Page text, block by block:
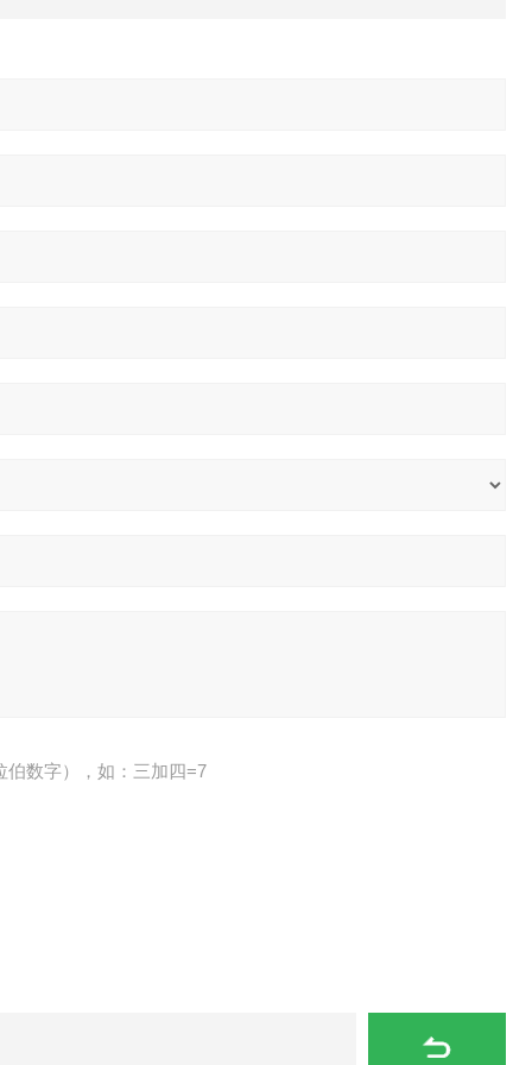
伯数字），如：三加四=7